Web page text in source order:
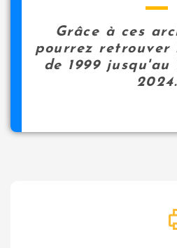
Grâce à ces
pourrez retrouver
de 1999 jusqu'au
2024.